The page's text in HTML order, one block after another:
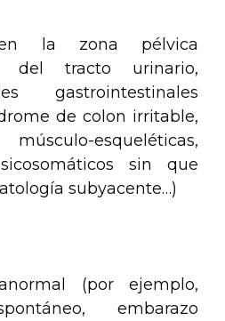
la zona pélvica
del tracto urinario,
gastrointestinales
de colon irritable,
músculo-esqueléticas,
sin que
subyacente…)
(por ejemplo,
embarazo